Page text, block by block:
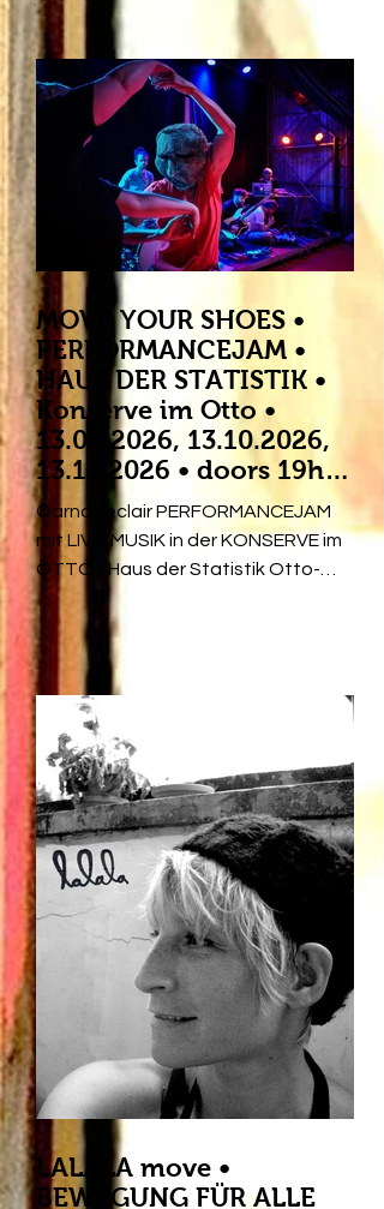
Altkleider aus Zu-verschenken-
Kisten vor Berliner Haustüren. Sie
dokumentierte die Fundorte und
verarbeitete die Fundstücke weiter
zu einem bühnengroßen Textil.
Dieser Berlin-Stadtplan abgelegter
Mode ist zugleich Bühnenbild und
Kostüm-Patchwork für eine
Tanzperformance über das
Verhältnis v
MOVE YOUR SHOES •
PERFORMANCEJAM •
HAUS DER STATISTIK •
Konserve im Otto •
13.09.2026, 13.10.2026,
13.11.2026 • doors 19h •
start 19h30
©arnodeclair PERFORMANCEJAM
mit LIVE-MUSIK in der KONSERVE im
OTTO / Haus der Statistik Otto-
Braun-Str. 70-72, 10178 Berlin Das
Projekt • MOVE YOUR SHOES • ist
eine monatliche Reihe für
Tanzimprovisation, die von dem
Performancekollektiv • die
elektroschuhe • organisiert wird. Wir
öffnen den Raum in der KONSERVE
im Otto und gestalten eine Bühne
für alle, die selber gern in Aktion
treten und auch für diejenigen, die
einfach nur zuschauen wollen. 1 1/4
Stunden wird hier zu LIV
LALALA move •
BEWEGUNG FÜR ALLE